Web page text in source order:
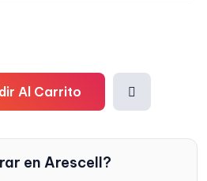
Al Carrito
en Arescell?